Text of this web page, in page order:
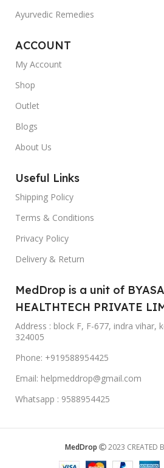
Ayurvedic Remedies
ACCOUNT
My Account
Shop
Outlet
Blogs
About Us
Useful Links
Shipping Policy
Terms & Conditions
Privacy Policy
Delivery & Return
MedDrop is a unit of
HEALTHTECH PRIVATE
Address : block F, F-677, indra vihar,
324005
Phone: +919588954425
Email: helpmeddrop@gmail.com
Whatsapp : 9588954425
MedDrop 2023 CREATED